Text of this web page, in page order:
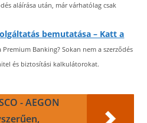
aláírása után, már várhatólag csak
bemutatása – Katt a
Banking? Sokan nem a szerződés
és biztosítási kalkulátorokat.
- AEGON